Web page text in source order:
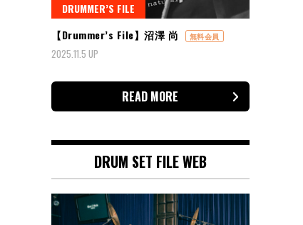
DRUMMER’S FILE
【Drummer’s File】沼澤 尚
無料会員
2025.11.5 UP
READ MORE
DRUM SET FILE WEB